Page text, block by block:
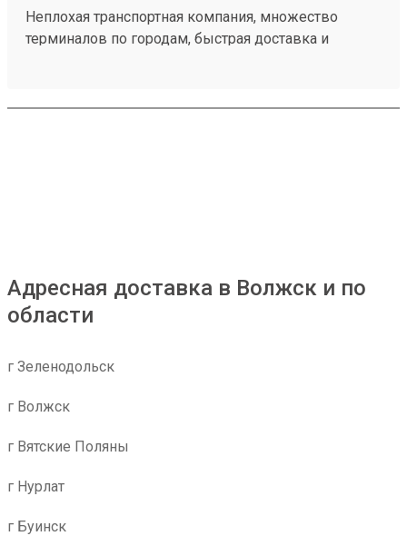
Неплохая транспортная компания, множество
терминалов по городам, быстрая доставка и
Единственный наверно минус это платный въезд
Адресная доставка в Волжск и по
области
г Зеленодольск
г Волжск
г Вятские Поляны
г Нурлат
г Буинск